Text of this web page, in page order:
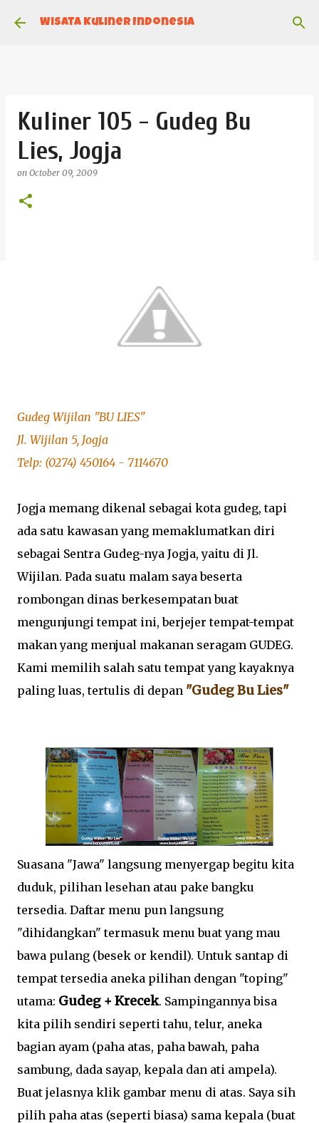
Skip to main content
Wisata Kuliner Indonesia
Kuliner 105 - Gudeg Bu
Lies, Jogja
on October 09, 2009
Gudeg Wijilan "BU LIES"
Jl. Wijilan 5, Jogja
Telp: (0274) 450164 - 7114670
Jogja memang dikenal sebagai kota gudeg, tapi
ada satu kawasan yang memaklumatkan diri
sebagai Sentra Gudeg-nya Jogja, yaitu di Jl.
Wijilan. Pada suatu malam saya beserta
rombongan dinas berkesempatan buat
mengunjungi tempat ini, berjejer tempat-tempat
makan yang menjual makanan seragam GUDEG.
Kami memilih salah satu tempat yang kayaknya
paling luas, tertulis di depan "Gudeg Bu Lies"
Suasana "Jawa" langsung menyergap begitu kita
duduk, pilihan lesehan atau pake bangku
tersedia. Daftar menu pun langsung
"dihidangkan" termasuk menu buat yang mau
bawa pulang (besek or kendil). Untuk santap di
tempat tersedia aneka pilihan dengan "toping"
utama: Gudeg + Krecek. Sampingannya bisa
kita pilih sendiri seperti tahu, telur, aneka
bagian ayam (paha atas, paha bawah, paha
sambung, dada sayap, kepala dan ati ampela).
Buat jelasnya klik gambar menu di atas. Saya sih
pilih paha atas (seperti biasa) sama kepala (buat